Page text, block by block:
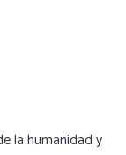
la humanidad y